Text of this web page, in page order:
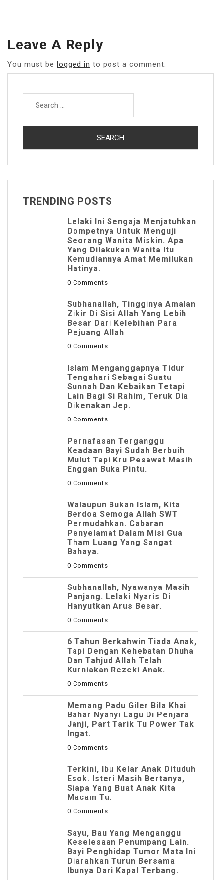
Leave A Reply
You must be logged in to post a comment.
Search
TRENDING POSTS
Lelaki Ini Sengaja Menjatuhkan
Dompetnya Untuk Menguji
Seorang Wanita Miskin. Apa
Yang Dilakukan Wanita Itu
Kemudiannya Amat Memilukan
Hatinya.
0 Comments
Subhanallah, Tingginya Amalan
Zikir Di Sisi Allah Yang Lebih
Besar Dari Kelebihan Para
Pejuang Allah
0 Comments
Islam Menganggapnya Tidur
Tengahari Sebagai Suatu
Sunnah Dan Kebaikan Tetapi
Lain Bagi Si Rahim, Teruk Dia
Dikenakan Jep.
0 Comments
Pernafasan Terganggu
Keadaan Bayi Sudah Berbuih
Mulut Tapi Kru Pesawat Masih
Enggan Buka Pintu.
0 Comments
Walaupun Bukan Islam, Kita
Berdoa Semoga Allah SWT
Permudahkan. Cabaran
Penyelamat Dalam Misi Gua
Tham Luang Yang Sangat
Bahaya.
0 Comments
Subhanallah, Nyawanya Masih
Panjang. Lelaki Nyaris Di
Hanyutkan Arus Besar.
0 Comments
6 Tahun Berkahwin Tiada Anak,
Tapi Dengan Kehebatan Dhuha
Dan Tahjud Allah Telah
Kurniakan Rezeki Anak.
0 Comments
Memang Padu Giler Bila Khai
Bahar Nyanyi Lagu Di Penjara
Janji, Part Tarik Tu Power Tak
Ingat.
0 Comments
Terkini, Ibu Kelar Anak Dituduh
Esok. Isteri Masih Bertanya,
Siapa Yang Buat Anak Kita
Macam Tu.
0 Comments
Sayu, Bau Yang Menganggu
Keselesaan Penumpang Lain.
Bayi Penghidap Tumor Mata Ini
Diarahkan Turun Bersama
Ibunya Dari Kapal Terbang.